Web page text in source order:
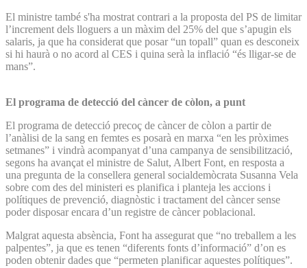
El ministre també s'ha mostrat contrari a la proposta del PS de limitar
l’increment dels lloguers a un màxim del 25% del que s’apugin els
salaris, ja que ha considerat que posar “un topall” quan es desconeix
si hi haurà o no acord al CES i quina serà la inflació “és lligar-se de
mans”.
El programa de detecció del càncer de còlon, a punt
El programa de detecció precoç de càncer de còlon a partir de
l’anàlisi de la sang en femtes es posarà en marxa “en les pròximes
setmanes” i vindrà acompanyat d’una campanya de sensibilització,
segons ha avançat el ministre de Salut, Albert Font, en resposta a
una pregunta de la consellera general socialdemòcrata Susanna Vela
sobre com des del ministeri es planifica i planteja les accions i
polítiques de prevenció, diagnòstic i tractament del càncer sense
poder disposar encara d’un registre de càncer poblacional.
Malgrat aquesta absència, Font ha assegurat que “no treballem a les
palpentes”, ja que es tenen “diferents fonts d’informació” d’on es
poden obtenir dades que “permeten planificar aquestes polítiques”.